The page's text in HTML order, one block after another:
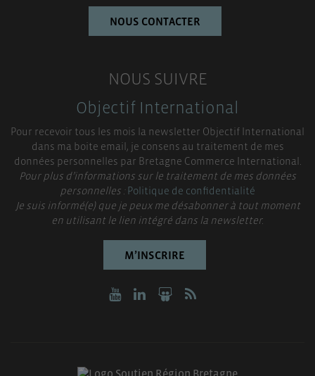
NOUS CONTACTER
NOUS SUIVRE
Objectif International
Pour recevoir tous les mois la newsletter Objectif International
dans ma boite email, je consens au traitement de mes
données personnelles par Bretagne Commerce International.
Pour plus d’informations sur le traitement de mes données
personnelles :Politique de confidentialité
Je suis informé(e) que je peux me désabonner à tout moment
en utilisant le lien intégré dans la newsletter.
M’INSCRIRE